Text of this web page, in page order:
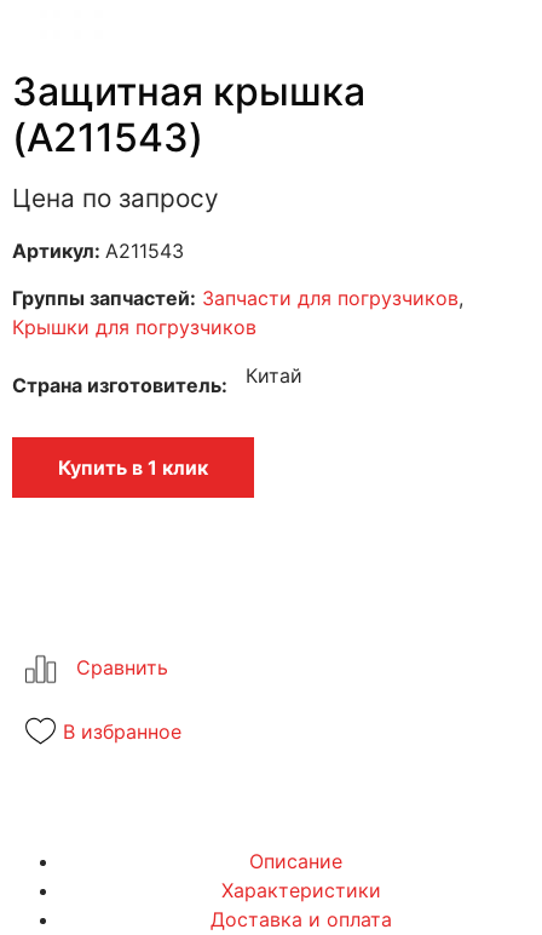
Защитная крышка
(A211543)
Цена по запросу
Артикул: A211543
Группы запчастей: Запчасти для погрузчиков,
Крышки для погрузчиков
Страна изготовитель Китай
Купить в 1 клик
В избранное
Описание
Характеристики
Доставка и оплата